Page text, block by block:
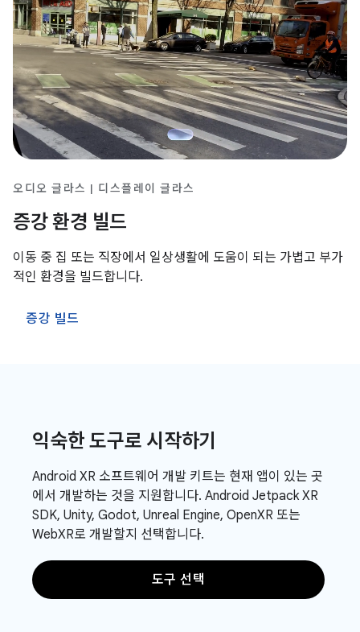
오디오 글라스 | 디스플레이 글라스
증강 환경 빌드
이동 중 집 또는 직장에서 일상생활에 도움이 되는 가볍고 부가
적인 환경을 빌드합니다.
증강 빌드
익숙한 도구로 시작하기
Android XR 소프트웨어 개발 키트는 현재 앱이 있는 곳
에서 개발하는 것을 지원합니다. Android Jetpack XR
SDK, Unity, Godot, Unreal Engine, OpenXR 또는
WebXR로 개발할지 선택합니다.
도구 선택